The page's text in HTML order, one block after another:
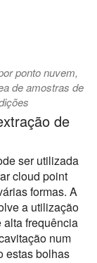
ponto nuvem,
de amostras de
de
ser utilizada
cloud point
formas. A
a utilização
alta frequência
num
estas bolhas